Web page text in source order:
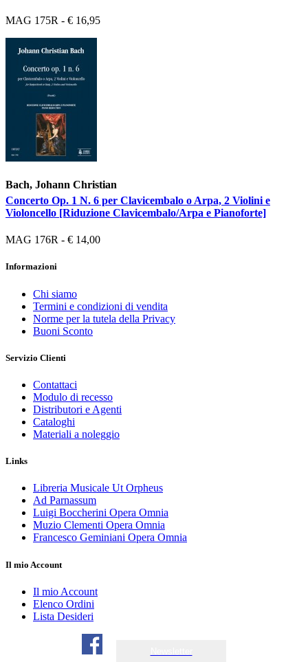
MAG 175R - € 16,95
Bach, Johann Christian
Concerto Op. 1 N. 6 per Clavicembalo o Arpa, 2 Violini e
Violoncello [Riduzione Clavicembalo/Arpa e Pianoforte]
MAG 176R - € 14,00
Informazioni
Chi siamo
Termini e condizioni di vendita
Norme per la tutela della Privacy
Buoni Sconto
Servizio Clienti
Contattaci
Modulo di recesso
Distributori e Agenti
Cataloghi
Materiali a noleggio
Links
Libreria Musicale Ut Orpheus
Ad Parnassum
Luigi Boccherini Opera Omnia
Muzio Clementi Opera Omnia
Francesco Geminiani Opera Omnia
Il mio Account
Il mio Account
Elenco Ordini
Lista Desideri